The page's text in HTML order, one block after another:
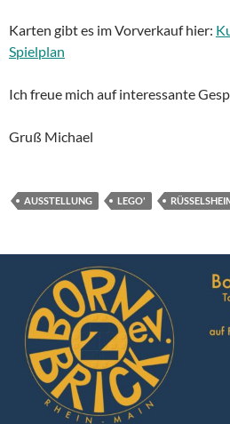
Karten gibt es im Vorverkauf hier:
Spielplan
Ich freue mich auf interessante
Gruß Michael
AUSSTELLUNG LEGO'